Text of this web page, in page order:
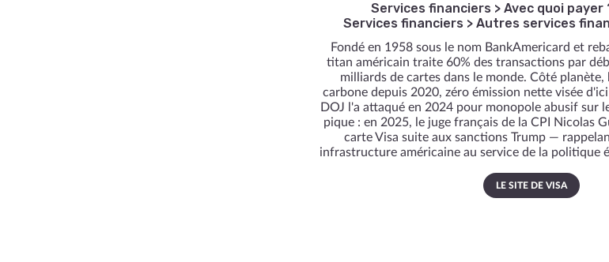
Services financiers> Avec quoi payer
Services financiers > Autres services
Fondé en 1958 sous le nom BankAmericard et
titan américain traite 60% des transactions par
milliards de cartes dans le monde. Côté planète,
carbone depuis 2020, zéro émission nette visée
DOJ l'a attaqué en 2024 pour monopole abusif sur
pique : en 2025, le juge français de la CPI Nicolas
carte Visa suite aux sanctions Trump —
infrastructure américaine au service de la politique
LE SITE DE VISA